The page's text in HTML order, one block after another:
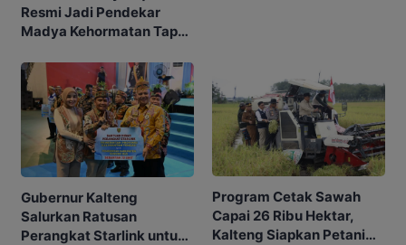
Resmi Jadi Pendekar
Madya Kehormatan Tapak
Gubernur Kalteng
Salurkan Ratusan
Perangkat Starlink untuk
Program Cetak Sawah
Capai 26 Ribu Hektar,
Kalteng Siapkan Petani